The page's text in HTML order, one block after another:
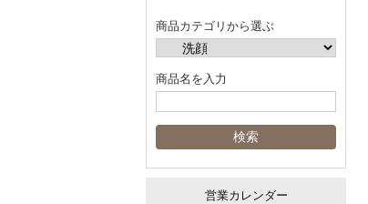
商品カテゴリから選ぶ
商品名を入力
営業カレンダー